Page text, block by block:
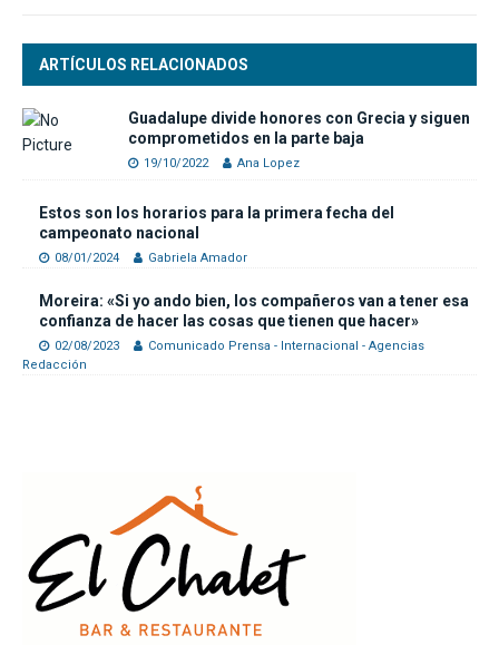
ARTÍCULOS RELACIONADOS
Guadalupe divide honores con Grecia y siguen
comprometidos en la parte baja
19/10/2022 Ana Lopez
Estos son los horarios para la primera fecha del
campeonato nacional
08/01/2024 Gabriela Amador
Moreira: «Si yo ando bien, los compañeros van a tener esa
confianza de hacer las cosas que tienen que hacer»
02/08/2023
Comunicado Prensa - Internacional - Agencias
Redacción